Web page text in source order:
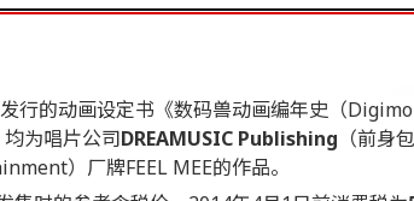
行的动画设定书《数码兽动画编年史（
为唱片公司DREAMUSIC Publishing （前身
）厂牌FEEL MEE的作品。